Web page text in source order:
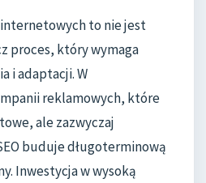
to nie jest
proces, który wymaga
i adaptacji. W
reklamowych, które
ale zazwyczaj
buduje długoterminową
Inwestycja w wysoką